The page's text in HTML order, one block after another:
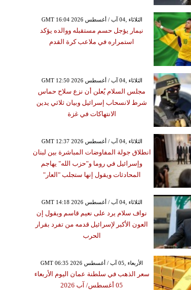
GMT 16:04 2026 الثلاثاء ,04 آب / أغسطس
نيمار يؤجل حسم مستقبله ووالده يؤكد
استمراره في ملاعب كرة القدم
GMT 12:50 2026 الثلاثاء ,04 آب / أغسطس
مجلس السلام يُعلن أن نزع سلاح حماس
شرط لانسحاب إسرائيل وبيان ثلاثي يدين
الانتهاكات في غزة
GMT 12:37 2026 الثلاثاء ,04 آب / أغسطس
انطلاق جولة المفاوضات المباشرة بين لبنان
وإسرائيل في روما و"حزب الله" يهاجم
المحادثات ويقول إنها ستجلب "العار"
GMT 14:18 2026 الثلاثاء ,04 آب / أغسطس
نواف سلام يرد على نعيم قاسم ويقول إن
العون الأكبر لإسرائيل قدمه من تفرد بقرار
الحرب
GMT 06:35 2026 الأربعاء ,05 آب / أغسطس
سعر الذهب في سلطنة عمان اليوم الأربعاء
05 أغسطس/ آب 2026